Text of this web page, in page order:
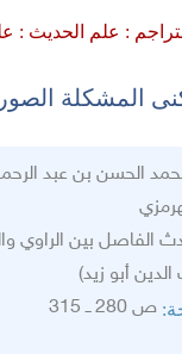
: علم الحديث :
المشكلة
الحسن بن عبد
الفاصل بين الراوي
أبو زيد)
ص 280 ــ 315